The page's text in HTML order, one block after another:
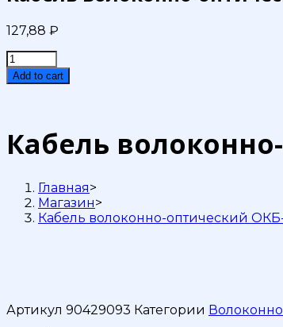
127,88 ₽
Кабель
волоконно-
оптический
7кН
quantity
Add to cart
Кабель
Главная>
Магазин>
Кабель волоконно-оптический
Артикул 90429093 Категории